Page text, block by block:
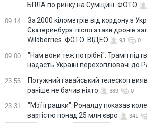
БПЛА по ринку на Сумщині. ФОТО
09:14
За 2000 кілометрів від кордону з
Єкатеринбурзі після атаки дронів
Wildberries. ФОТО. ВІДЕО
93 0
09:00
"Нам вони теж потрібні": Трамп
надасть Україні перехоплювачі до
23:55
Потужний гавайський телескоп
раніше не бачив ніхто
689 0
23:31
"Мої іграшки": Роналду показав
вартістю понад 25 млн євро
341